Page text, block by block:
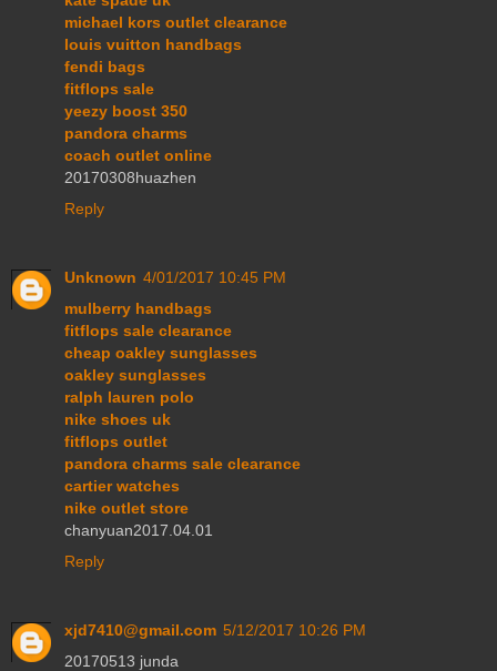
michael kors outlet clearance
louis vuitton handbags
fendi bags
fitflops sale
yeezy boost 350
pandora charms
coach outlet online
20170308huazhen
Reply
Unknown 4/01/2017 10:45 PM
mulberry handbags
fitflops sale clearance
cheap oakley sunglasses
oakley sunglasses
ralph lauren polo
nike shoes uk
fitflops outlet
pandora charms sale clearance
cartier watches
nike outlet store
chanyuan2017.04.01
Reply
xjd7410@gmail.com 5/12/2017 10:26 PM
20170513 junda